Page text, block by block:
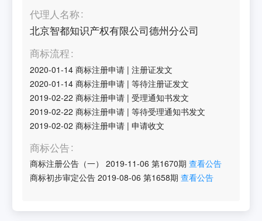
代理人名称
北京智都知识产权有限公司德州分公司
商标流程
2020-01-14 商标注册申请 |注册证发文
2020-01-14 商标注册申请 |等待注册证发文
2019-02-22 商标注册申请 |受理通知书发文
2019-02-22 商标注册申请 |等待受理通知书发文
2019-02-02 商标注册申请 |申请收文
商标公告
商标注册公告（一） 2019-11-06 第1670期 查看公告
商标初步审定公告 2019-08-06 第1658期 查看公告